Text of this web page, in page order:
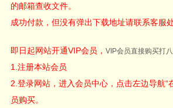
的邮箱查收文件。
成功付款，但没有弹出下载地址请联系客服
即日起网站开通VIP会员， VIP会员直接购买打
1.注册本站会员
2.登录网站，进入会员中心，点击左边导航“
员购买。